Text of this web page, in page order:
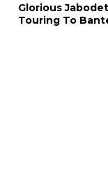
Glorious
Touring To